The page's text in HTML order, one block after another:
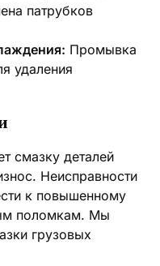
патрубков
Промывка
удаления
смазку деталей
Неисправности
к повышенному
поломкам. Мы
грузовых